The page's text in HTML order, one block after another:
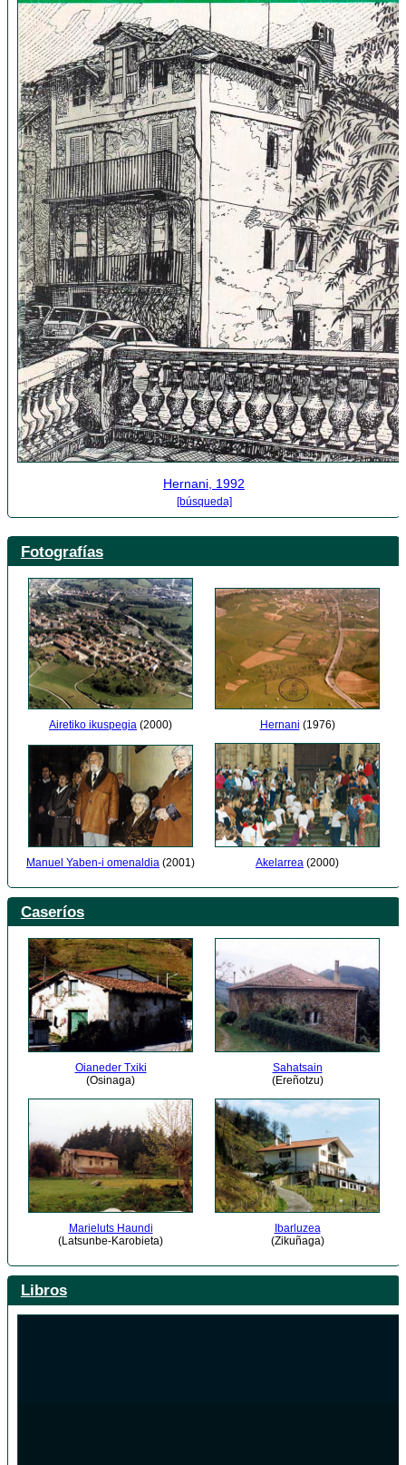
Hernani, 1992
[búsqueda]
Fotografías
Airetiko ikuspegia (2000) Hernani (1976)
Manuel Yaben-i omenaldia (2001) Akelarrea (2000)
Caseríos
Oianeder Txiki
(Osinaga)
Sahatsain
(Ereñotzu)
Marieluts Haundi
(Latsunbe-Karobieta)
Ibarluzea
(Zikuñaga)
Libros